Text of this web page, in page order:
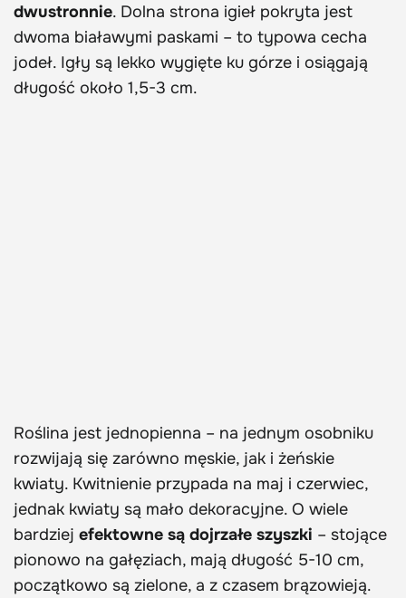
dwustronnie. Dolna strona igieł pokryta jest
dwoma białawymi paskami – to typowa cecha
jodeł. Igły są lekko wygięte ku górze i osiągają
długość około 1,5-3 cm.
Roślina jest jednopienna – na jednym osobniku
rozwijają się zarówno męskie, jak i żeńskie
kwiaty. Kwitnienie przypada na maj i czerwiec,
jednak kwiaty są mało dekoracyjne. O wiele
bardziej efektowne są dojrzałe szyszki – stojące
pionowo na gałęziach, mają długość 5-10 cm,
początkowo są zielone, a z czasem brązowieją.